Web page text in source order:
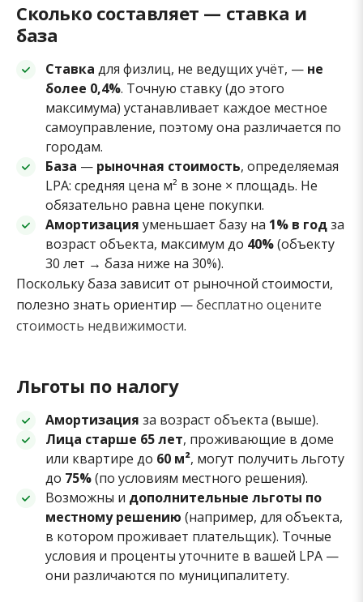
Сколько составляет — ставка и
база
Ставка для физлиц, не ведущих учёт, — не
более 0,4%. Точную ставку (до этого
максимума) устанавливает каждое местное
самоуправление, поэтому она различается по
городам.
База — рыночная стоимость, определяемая
LPA: средняя цена м² в зоне × площадь. Не
обязательно равна цене покупки.
Амортизация уменьшает базу на 1% в годза
возраст объекта, максимум до 40%(объекту
30 лет → база ниже на 30%).
Поскольку база зависит от рыночной стоимости,
полезно знать ориентир —бесплатно оцените
стоимость недвижимости.
Льготы по налогу
Амортизация за возраст объекта (выше).
Лица старше 65 лет, проживающие в доме
или квартире до 60 м², могут получить льготу
до 75%(по условиям местного решения).
Возможны и дополнительные льготы по
местному решению (например, для объекта,
в котором проживает плательщик). Точные
условия и проценты уточните в вашей LPA —
они различаются по муниципалитету.